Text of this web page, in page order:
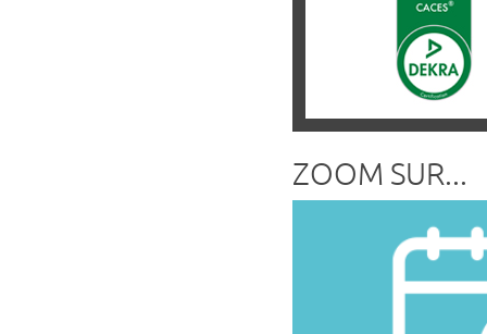
ZOOM SUR...